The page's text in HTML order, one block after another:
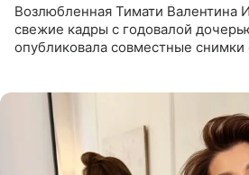
Возлюбленная Тимати Валентина
свежие кадры с годовалой
опубликовала совместные